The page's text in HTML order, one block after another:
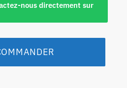
nous directement sur